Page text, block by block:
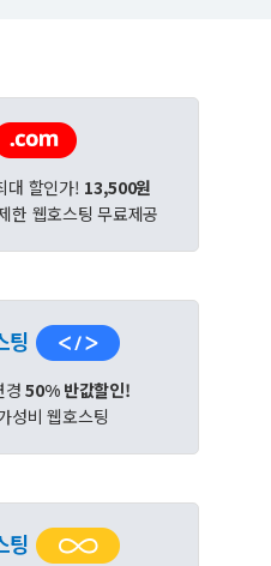
대 할인가! 13,500원
한 웹호스팅 무료제공
팅
경50% 반값할인!
성비 웹호스팅
팅